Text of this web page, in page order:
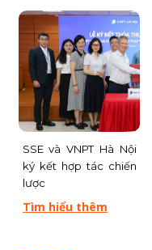
SSE và VNPT Hà Nội
ký kết hợp tác chiến
lược
Tìm hiểu thêm